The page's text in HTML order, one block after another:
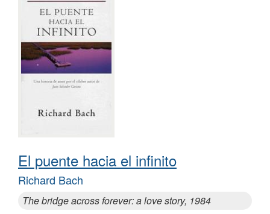
El puente hacia el infinito
Richard Bach
The bridge across forever: a love story, 1984